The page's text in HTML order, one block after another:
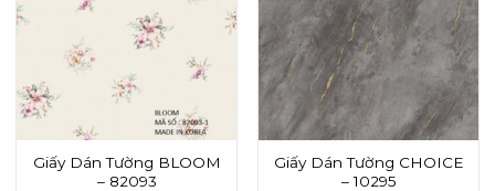
Giấy Dán Tường BLOOM
– 82093
Giấy Dán Tường CHOICE
– 10295